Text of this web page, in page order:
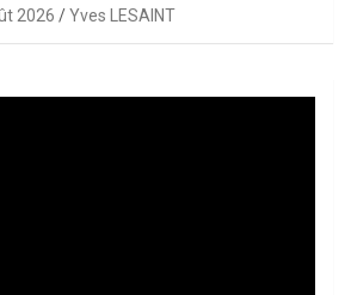
2026 Yves LESAINT